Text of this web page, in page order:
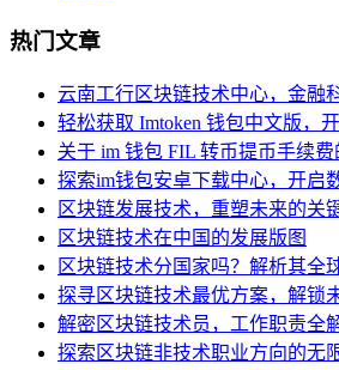
热门文章
云南工行区块链技术中心，金融
轻松获取 Imtoken 钱包中文版，
关于 im 钱包 FIL 转币提币手续
探索im钱包安卓下载中心，开启
区块链发展技术，重塑未来的关
区块链技术在中国的发展版图
区块链技术分国家吗？解析其全
探寻区块链技术最优方案，解锁
解密区块链技术员，工作职责全
探索区块链非技术职业方向的无